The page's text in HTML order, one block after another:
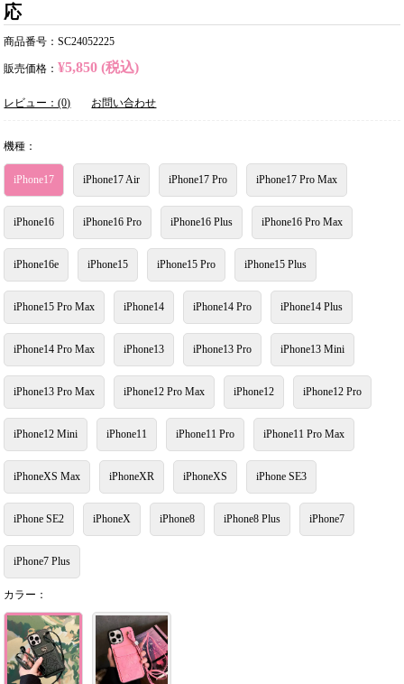
応
商品番号：SC24052225
販売価格： ¥5,850 (税込)
レビュー：(0) お問い合わせ
機種：
iPhone17 iPhone17 Air iPhone17 Pro iPhone17 Pro Max
iPhone16 iPhone16 Pro iPhone16 Plus iPhone16 Pro Max
iPhone16e iPhone15 iPhone15 Pro iPhone15 Plus
iPhone15 Pro Max iPhone14 iPhone14 Pro iPhone14 Plus
iPhone14 Pro Max iPhone13 iPhone13 Pro iPhone13 Mini
iPhone13 Pro Max iPhone12 Pro Max iPhone12 iPhone12 Pro
iPhone12 Mini iPhone11 iPhone11 Pro iPhone11 Pro Max
iPhoneXS Max iPhoneXR iPhoneXS iPhone SE3
iPhone SE2 iPhoneX iPhone8 iPhone8 Plus iPhone7
iPhone7 Plus
カラー：